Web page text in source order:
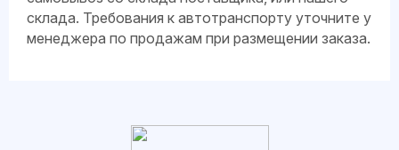
склада. Требования к автотранспорту уточните у
менеджера по продажам при размещении заказа.